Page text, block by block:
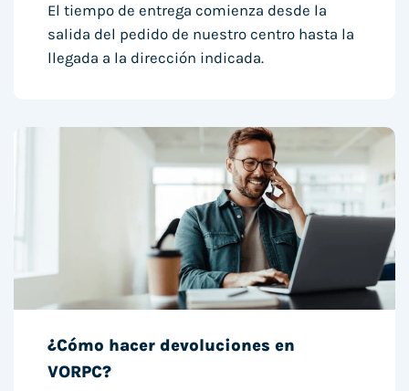
El tiempo de entrega comienza desde la
salida del pedido de nuestro centro hasta la
llegada a la dirección indicada.
¿Cómo hacer devoluciones en
VORPC?